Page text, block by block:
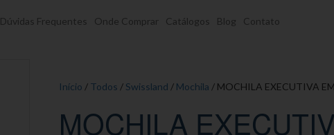
Dúvidas Frequentes Onde Comprar Catálogos Blog Contato
Início / Todos / Swissland / Mochila / MOCHILA EXECUTIVA
MOCHILA